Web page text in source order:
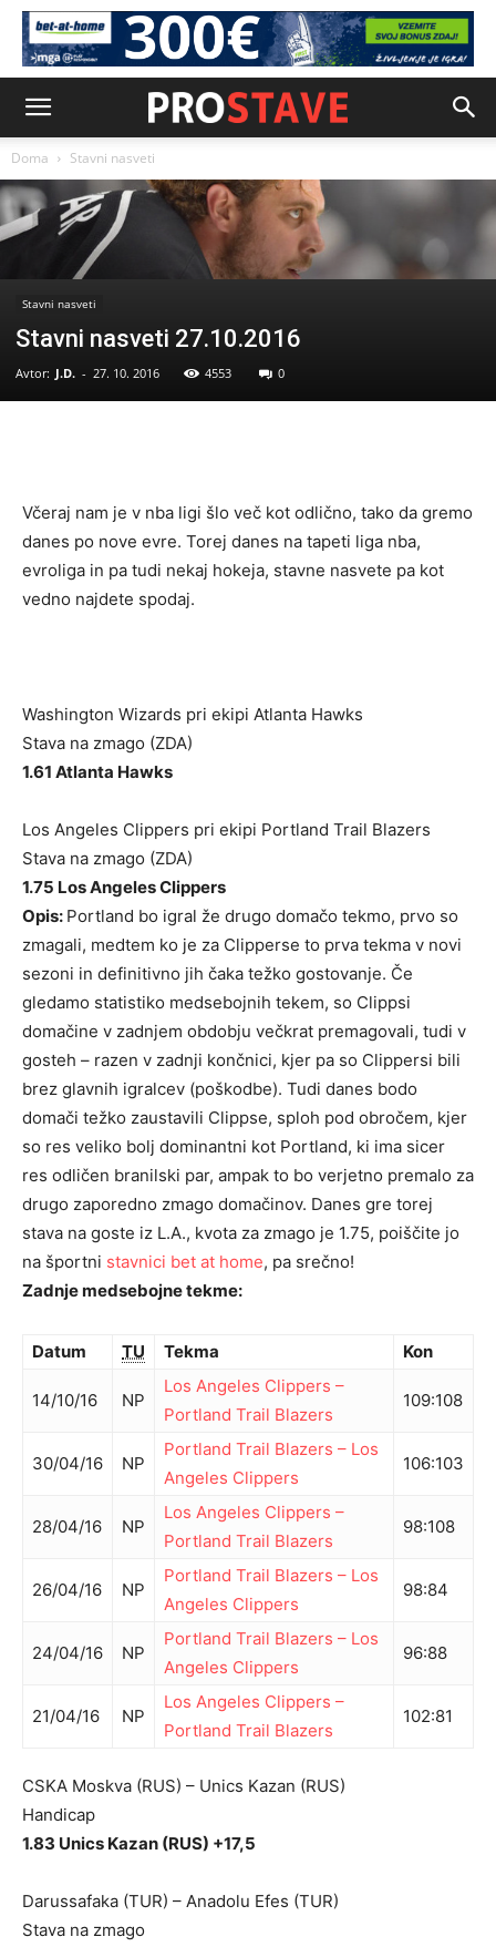
Doma Stavni nasveti
Stavni nasveti
Stavni nasveti 27.10.2016
Avtor: J.D. - 27. 10. 2016 4553 0
Včeraj nam je v nba ligi šlo več kot odlično, tako da gremo
danes po nove evre. Torej danes na tapeti liga nba,
evroliga in pa tudi nekaj hokeja, stavne nasvete pa kot
vedno najdete spodaj.
Washington Wizards pri ekipi Atlanta Hawks
Stava na zmago (ZDA)
1.61 Atlanta Hawks
Los Angeles Clippers pri ekipi Portland Trail Blazers
Stava na zmago (ZDA)
1.75 Los Angeles Clippers
Opis: Portland bo igral že drugo domačo tekmo, prvo so
zmagali, medtem ko je za Clipperse to prva tekma v novi
sezoni in definitivno jih čaka težko gostovanje. Če
gledamo statistiko medsebojnih tekem, so Clippsi
domačine v zadnjem obdobju večkrat premagovali, tudi v
gosteh – razen v zadnji končnici, kjer pa so Clippersi bili
brez glavnih igralcev (poškodbe). Tudi danes bodo
domači težko zaustavili Clippse, sploh pod obročem, kjer
so res veliko bolj dominantni kot Portland, ki ima sicer
res odličen branilski par, ampak to bo verjetno premalo za
drugo zaporedno zmago domačinov. Danes gre torej
stava na goste iz L.A., kvota za zmago je 1.75, poiščite jo
na športni stavnici bet at home, pa srečno!
Zadnje medsebojne tekme:
Datum TU Tekma Kon
14/10/16 NP
Los Angeles Clippers –
Portland Trail Blazers
109:108
30/04/16 NP
Portland Trail Blazers – Los
Angeles Clippers
106:103
28/04/16 NP
Los Angeles Clippers –
Portland Trail Blazers
98:108
26/04/16 NP
Portland Trail Blazers – Los
Angeles Clippers
98:84
24/04/16 NP
Portland Trail Blazers – Los
Angeles Clippers
96:88
21/04/16 NP
Los Angeles Clippers –
Portland Trail Blazers
102:81
CSKA Moskva (RUS) – Unics Kazan (RUS)
Handicap
1.83 Unics Kazan (RUS) +17,5
Darussafaka (TUR) – Anadolu Efes (TUR)
Stava na zmago